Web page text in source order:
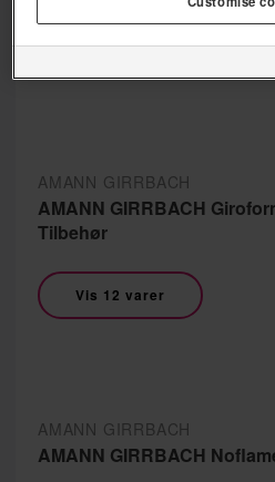
Vis 1 vare
AMANN GIRRBACH
AMANN GIRRBACH
Tilbehør
Vis 12 varer
AMANN GIRRBACH
AMANN GIRRBACH